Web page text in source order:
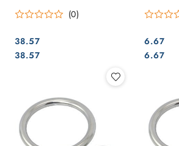
(0)
Cena:
38.57
Cena:
38.57 Cena:
6.67
Cena:
6.67